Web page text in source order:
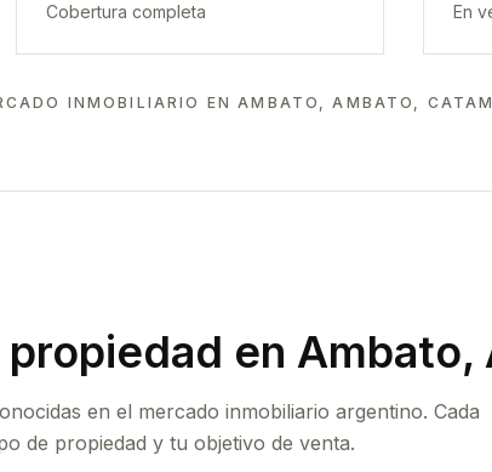
Cobertura completa En
INMOBILIARIO ENAMBATO, AMBATO,
en Ambato,
en el mercado inmobiliario argentino. Cada
de propiedad y tu objetivo de venta.